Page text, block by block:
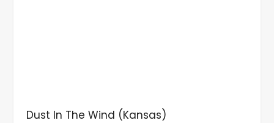
Dust In The Wind (Kansas)